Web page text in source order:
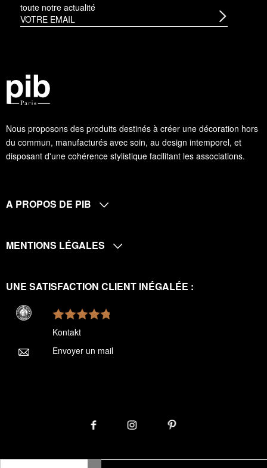
Nous proposons des produits destinés à créer une décoration hors
du commun, manufacturés avec soin, au design intemporel, et
disposant d'une cohérence stylistique facilitant les associations.
toute notre actualité
A PROPOS DE PIB
MENTIONS LÉGALES
UNE SATISFACTION CLIENT INÉGALÉE :
Kontakt
Envoyer un mail